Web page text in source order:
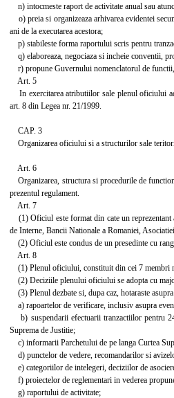
n) intocmeste raport de activitate anual sau
o) preia si organizeaza arhivarea evidentei
ani de la executarea acestora;
p) stabileste forma raportului scris pentru
q) elaboreaza, negociaza si incheie conventii,
r) propune Guvernului nomenclatorul de
Art. 5
In exercitarea atributiilor sale plenul oficiului
art. 8 din Legea nr. 21/1999.
CAP. 3
Organizarea oficiului si a structurilor sale
Art. 6
Organizarea, structura si procedurile de
prezentul regulament.
Art. 7
(1) Oficiul este format din cate un
de Interne, Bancii Nationale a Romaniei,
(2) Oficiul este condus de un presedinte cu
Art. 8
(1) Plenul oficiului, constituit din cei 7 membri
(2) Deciziile plenului oficiului se adopta cu
(3) Plenul dezbate si, dupa caz, hotaraste
a) rapoartelor de verificare, inclusiv asupra
b) suspendarii efectuarii tranzactiilor pentru
Suprema de Justitie;
c) informarii Parchetului de pe langa Curtea
d) punctelor de vedere, recomandarilor si
e) categoriilor de intelegeri, deciziilor de
f) proiectelor de reglementari in vederea
g) raportului de activitate;